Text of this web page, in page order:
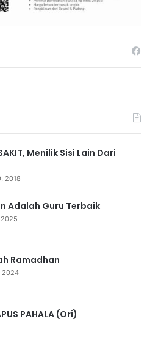
Menilik Sisi Lain Dari
2018
Adalah Guru Terbaik
2025
Ramadhan
2024
PAHALA (Ori)